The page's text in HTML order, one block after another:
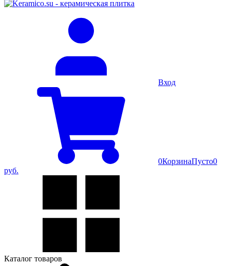
Вход
0КорзинаПусто0
руб.
Каталог товаров